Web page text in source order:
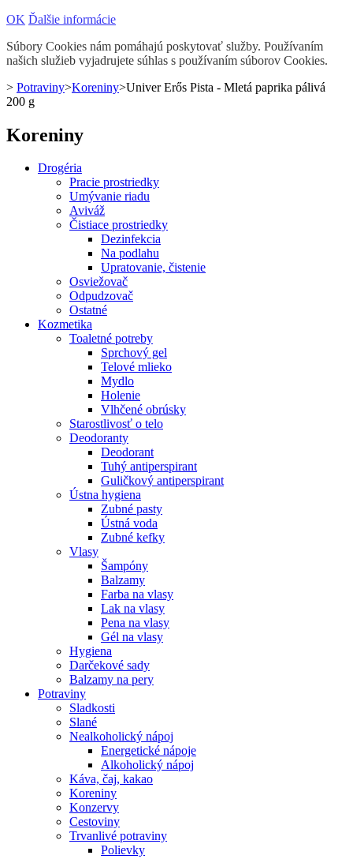
OK Ďalšie informácie
Súbory Cookies nám pomáhajú poskytovať služby. Používaním
našich služieb vyjadrujete súhlas s používaním súborov Cookies.
> Potraviny>Koreniny>Univer Erős Pista - Mletá paprika pálivá
200 g
Koreniny
Drogéria
Pracie prostriedky
Umývanie riadu
Aviváž
Čistiace prostriedky
Dezinfekcia
Na podlahu
Upratovanie, čistenie
Osviežovač
Odpudzovač
Ostatné
Kozmetika
Toaletné potreby
Sprchový gel
Telové mlieko
Mydlo
Holenie
Vlhčené obrúsky
Starostlivosť o telo
Deodoranty
Deodorant
Tuhý antiperspirant
Guličkový antiperspirant
Ústna hygiena
Zubné pasty
Ústná voda
Zubné kefky
Vlasy
Šampóny
Balzamy
Farba na vlasy
Lak na vlasy
Pena na vlasy
Gél na vlasy
Hygiena
Darčekové sady
Balzamy na pery
Potraviny
Sladkosti
Slané
Nealkoholický nápoj
Energetické nápoje
Alkoholický nápoj
Káva, čaj, kakao
Koreniny
Konzervy
Cestoviny
Trvanlivé potraviny
Polievky